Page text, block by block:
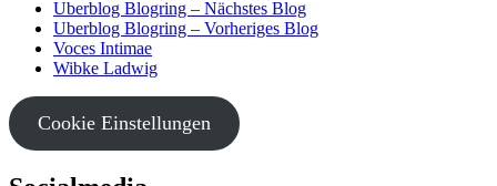
Uberblog Blogring – Nächstes Blog
Uberblog Blogring – Vorheriges Blog
Voces Intimae
Wibke Ladwig
Cookie Einstellungen